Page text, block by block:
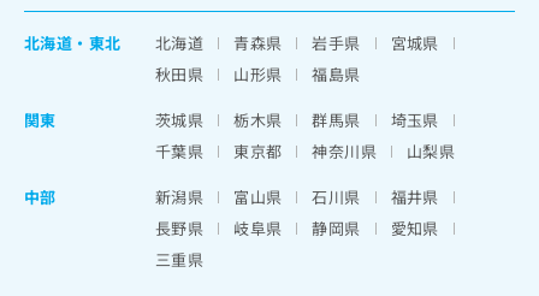
北海道 ・ 東北 北海道 青森県 岩手県
宮城県
秋田県
山形県
福島県
関東
茨城県 栃木県 群馬県
埼玉県
千葉県
東京都 神奈川県
山梨県
中部
新潟県 富山県 石川県
福井県
長野県
岐阜県 静岡県
愛知県
三重県